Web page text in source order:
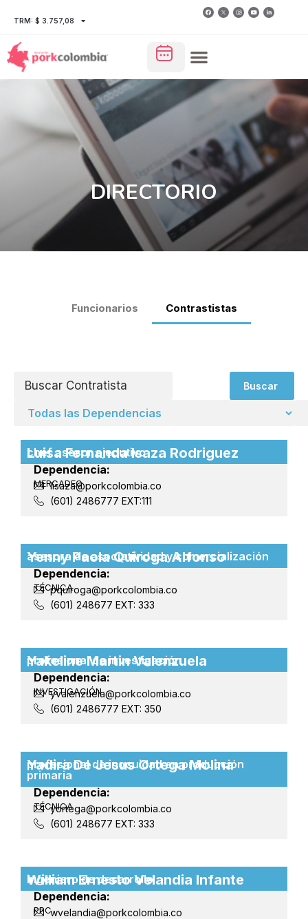
TRM: $ 3.757,08
DIRECTORIO
Funcionarios Contrastistas
Buscar
Luisa Fernanda Isaza Rodriguez
chef asesor ejecutivo
Dependencia:
MERCADEO
lisaza@porkcolombia.co
(601) 2486777 EXT:111
Yenny Paola Quiroga Alfonso
asesora de asociatividad y comercialización
Dependencia:
TÉCNICA
pquiroga@porkcolombia.co
(601) 248677 EXT: 333
Yakeline Martin Valenzuela
profesional de investigación
Dependencia:
INVESTIGACIÓN
yvalenzuela@porkcolombia.co
(601) 2486777 EXT: 350
Yadira De Jesus Ortega Molina
profesional de inocuidad en producción
primaria
Dependencia:
TÉCNICA
yortega@porkcolombia.co
(601) 248677 EXT: 333
William Ernesto Velandia Infante
ingeniero de desarrollo
Dependencia:
PPCwvelandia@porkcolombia.co